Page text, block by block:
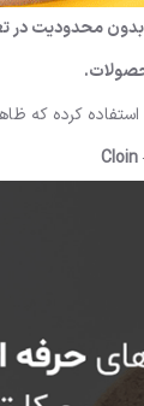
.
استفاده کرده